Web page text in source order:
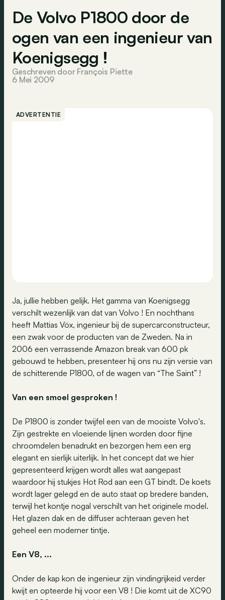
De Volvo P1800 door de
ogen van een ingenieur van
Koenigsegg !
Geschreven door François Piette
6 Mei 2009
ADVERTENTIE
Ja, jullie hebben gelijk. Het gamma van Koenigsegg
verschilt wezenlijk van dat van Volvo ! En nochthans
heeft Mattias Vöx, ingenieur bij de supercarconstructeur,
een zwak voor de producten van de Zweden. Na in
2006 een verrassende Amazon break van 600 pk
gebouwd te hebben, presenteer hij ons nu zijn versie van
de schitterende P1800, of de wagen van “The Saint” !
Van een smoel gesproken !
De P1800 is zonder twijfel een van de mooiste Volvo's.
Zijn gestrekte en vloeiende lijnen worden door fijne
chroomdelen benadrukt en bezorgen hem een erg
elegant en sierlijk uiterlijk. In het concept dat we hier
gepresenteerd krijgen wordt alles wat aangepast
waardoor hij stukjes Hot Rod aan een GT bindt. De koets
wordt lager gelegd en de auto staat op bredere banden,
terwijl het kontje nogal verschilt van het originele model.
Het glazen dak en de diffuser achteraan geven het
geheel een moderner tintje.
Een V8, ...
Onder de kap kon de ingenieur zijn vindingrijkeid verder
kwijt en opteerde hij voor een V8 ! Die komt uit de XC90